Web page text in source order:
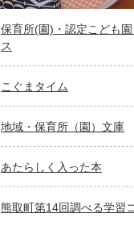
保育所(園)・認定こども
ス
こぐまタイム
地域・保育所（園）文庫
あたらしく入った本
熊取町第14回調べる学習